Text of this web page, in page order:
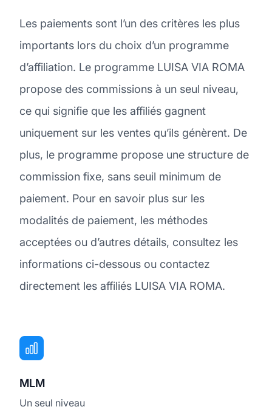
Les paiements sont l’un des critères les plus
importants lors du choix d’un programme
d’affiliation. Le programme LUISA VIA ROMA
propose des commissions à un seul niveau,
ce qui signifie que les affiliés gagnent
uniquement sur les ventes qu’ils génèrent. De
plus, le programme propose une structure de
commission fixe, sans seuil minimum de
paiement. Pour en savoir plus sur les
modalités de paiement, les méthodes
acceptées ou d’autres détails, consultez les
informations ci-dessous ou contactez
directement les affiliés LUISA VIA ROMA.
MLM
Un seul niveau